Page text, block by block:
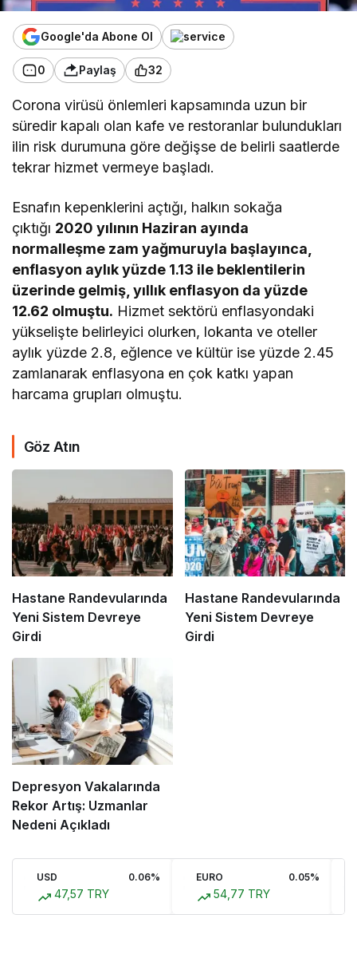
Google'da Abone Ol
0 Paylaş 32
Corona virüsü önlemleri kapsamında uzun bir
süredir kapalı olan kafe ve restoranlar bulundukları
ilin risk durumuna göre değişse de belirli saatlerde
tekrar hizmet vermeye başladı.
Esnafın kepenklerini açtığı, halkın sokağa
çıktığı 2020 yılının Haziran ayında
normalleşme zam yağmuruyla başlayınca,
enflasyon aylık yüzde 1.13 ile beklentilerin
üzerinde gelmiş, yıllık enflasyon da yüzde
12.62 olmuştu. Hizmet sektörü enflasyondaki
yükselişte belirleyici olurken, lokanta ve oteller
aylık yüzde 2.8, eğlence ve kültür ise yüzde 2.45
zamlanarak enflasyona en çok katkı yapan
harcama grupları olmuştu.
Göz Atın
Hastane Randevularında
Yeni Sistem Devreye
Girdi
Hastane Randevularında
Yeni Sistem Devreye
Girdi
Depresyon Vakalarında
Rekor Artış: Uzmanlar
Nedeni Açıkladı
USD 0.06%
47,57 TRY
EURO 0.05%
54,77 TRY